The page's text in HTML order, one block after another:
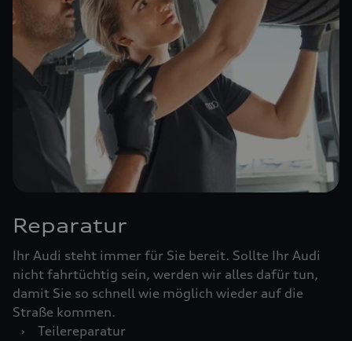
Reparatur
Ihr Audi steht immer für Sie bereit. Sollte Ihr Audi
nicht fahrtüchtig sein, werden wir alles dafür tun,
damit Sie so schnell wie möglich wieder auf die
Straße kommen.
›
Teilereparatur